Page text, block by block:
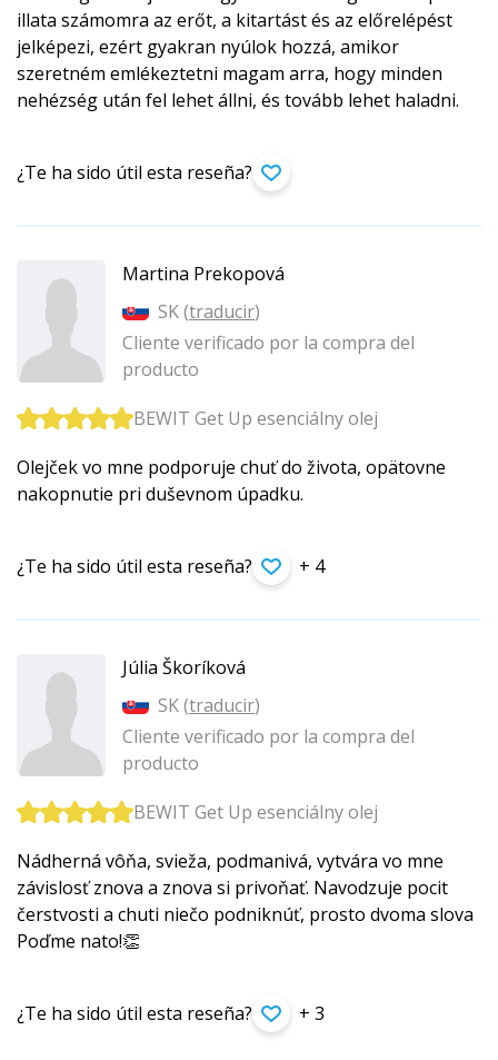
illata számomra az erőt, a kitartást és az előrelépést
jelképezi, ezért gyakran nyúlok hozzá, amikor
szeretném emlékeztetni magam arra, hogy minden
nehézség után fel lehet állni, és tovább lehet haladni.
¿Te ha sido útil esta reseña?
Martina Prekopová
SK (traducir)
Cliente verificado por la compra del
producto
BEWIT Get Up esenciálny olej
Olejček vo mne podporuje chuť do života, opätovne
nakopnutie pri duševnom úpadku.
¿Te ha sido útil esta reseña? + 4
Júlia Škoríková
SK (traducir)
Cliente verificado por la compra del
producto
BEWIT Get Up esenciálny olej
Nádherná vôňa, svieža, podmanivá, vytvára vo mne
závislosť znova a znova si privoňať. Navodzuje pocit
čerstvosti a chuti niečo podniknúť, prosto dvoma slova
Poďme nato!👏
¿Te ha sido útil esta reseña? + 3